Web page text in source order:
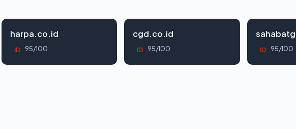
harpa.co.id
ID 95/100
cgd.co.id
ID 95/100 ID 95/100